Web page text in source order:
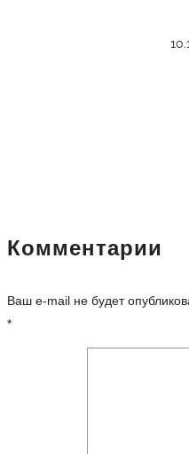
Комментарии
Ваш e-mail не будет
*